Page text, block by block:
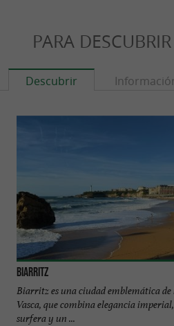
PARA DESCUBRIR
Descubrir
Biarritz
Biarritz es una ciudad emblemática de
Vasca, que combina elegancia
surfera y un ...